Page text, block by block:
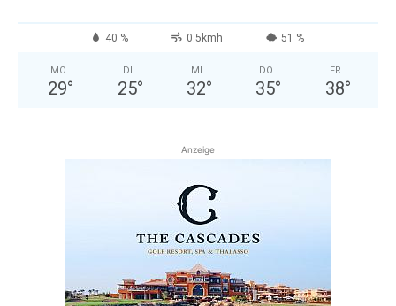
40 % 0.5kmh 51 %
MO.
29°
DI.
25°
MI.
32°
DO.
35°
FR.
38°
Anzeige